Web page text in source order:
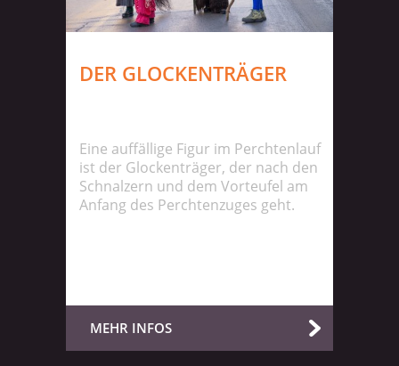
DER GLOCKENTRÄGER
Eine auffällige Figur im Perchtenlauf
ist der Glockenträger, der nach den
Schnalzern und dem Vorteufel am
Anfang des Perchtenzuges geht.
MEHR INFOS